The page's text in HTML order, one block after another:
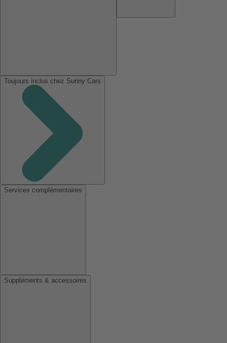
Toujours inclus chez Sunny Cars
Services complémentaires
Suppléments & accessoires